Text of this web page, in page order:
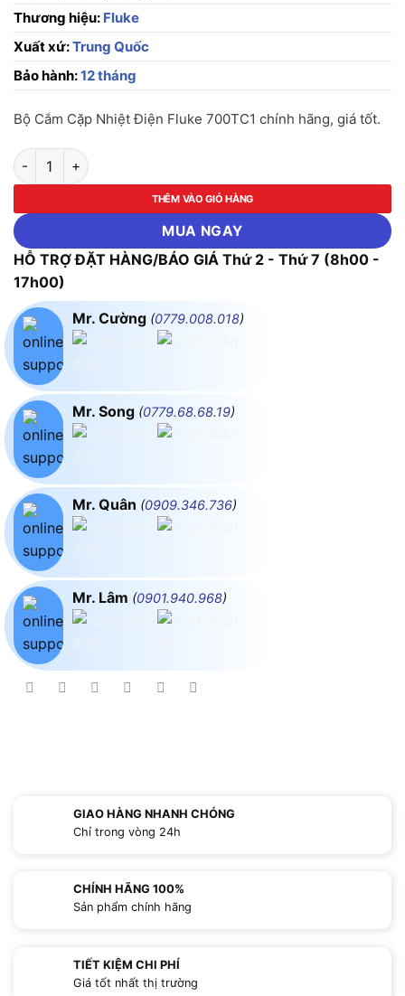
Thương hiệu: Fluke
Xuất xứ:Trung Quốc
Bảo hành:12 tháng
Bộ Cắm Cặp Nhiệt Điện Fluke 700TC1 chính hãng, giá tốt.
Bộ Cắm Cặp Nhiệt Điện Fluke 700TC1 số lượng
THÊM VÀO GIỎ HÀNG
MUA NGAY
HỖ TRỢ ĐẶT HÀNG/BÁO GIÁ Thứ 2 - Thứ 7 (8h00 -
17h00)
Mr. Cường (0779.008.018)
Mr. Song (0779.68.68.19)
Mr. Quân (0909.346.736)
Mr. Lâm (0901.940.968)
GIAO HÀNG NHANH CHÓNG
Chỉ trong vòng 24h
CHÍNH HÃNG 100%
Sản phẩm chính hãng
TIẾT KIỆM CHI PHÍ
Giá tốt nhất thị trường